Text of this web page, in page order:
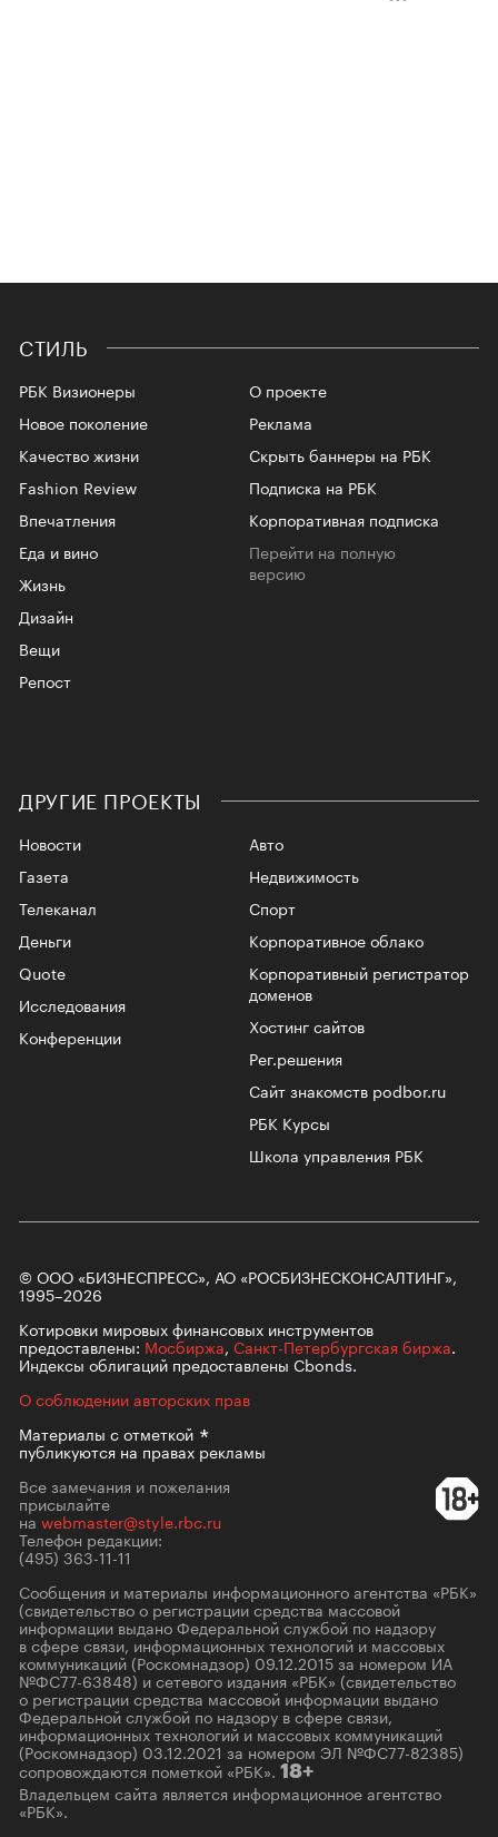
СТИЛЬ
РБК Визионеры
Новое поколение
Качество жизни
Fashion Review
Впечатления
Еда и вино
Жизнь
Дизайн
Вещи
Репост
О проекте
Реклама
Скрыть баннеры на РБК
Подписка на РБК
Корпоративная подписка
Перейти на полную
версию
ДРУГИЕ ПРОЕКТЫ
Новости
Газета
Телеканал
Авто
Недвижимость
Спорт
Корпоративное облако
Корпоративный регистратор
доменов
Хостинг сайтов
Рег.решения
Сайт знакомств podbor.ru
РБК Курсы
Школа управления РБК
Деньги
Quote
Исследования
Конференции
© ООО «БИЗНЕСПРЕСС», АО «РОСБИЗНЕСКОНСАЛТИНГ»,
1995–2026
Котировки мировых финансовых инструментов
предоставлены: Мосбиржа, Санкт-Петербургская биржа.
Индексы облигаций предоставлены Cbonds.
О соблюдении авторских прав
Материалы сотметкой
публикуются на правах рекламы
Все замечания и пожелания
присылайте
на webmaster@style.rbc.ru
Телефон редакции:
(495) 363-11-11
Сообщения и материалы информационного агентства «РБК»
(свидетельство о регистрации средства массовой
информации выдано Федеральной службой по надзору
в сфере связи, информационных технологий и массовых
коммуникаций (Роскомнадзор) 09.12.2015 за номером ИА
№ФС77-63848) и сетевого издания «РБК» (свидетельство
о регистрации средства массовой информации выдано
Федеральной службой по надзору в сфере связи,
информационных технологий и массовых коммуникаций
(Роскомнадзор) 03.12.2021 за номером ЭЛ №ФС77-82385)
сопровождаются пометкой «РБК». 18+
Владельцем сайта является информационное агентство
«РБК».